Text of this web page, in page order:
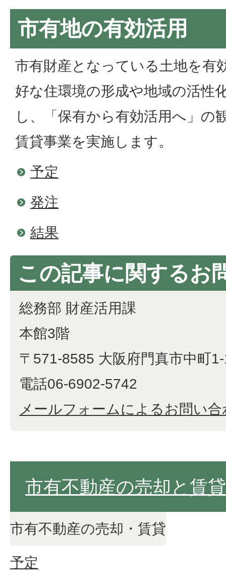
市有地の有効活用
市有財産となっている土地を有
好な住環境の形成や地域の活性
し、「保有から有効活用へ」の
賃貸事業を実施します。
予定
発注
結果
この記事に関するお
総務部 財産活用課
本館3階
〒571-8585 大阪府門真市中町
電話06-6902-5742
メールフォームによるお問い合
市有不動産の売却と賃貸
市有不動産の売却・賃貸
予定